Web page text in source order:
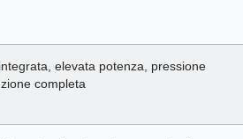
elevata potenza, pressione
completa